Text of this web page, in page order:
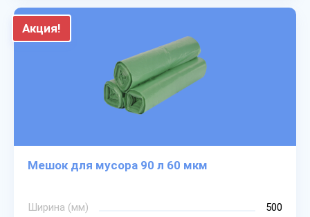
Акция!
Мешок для мусора 90 л 60 мкм
Ширина (мм)
500